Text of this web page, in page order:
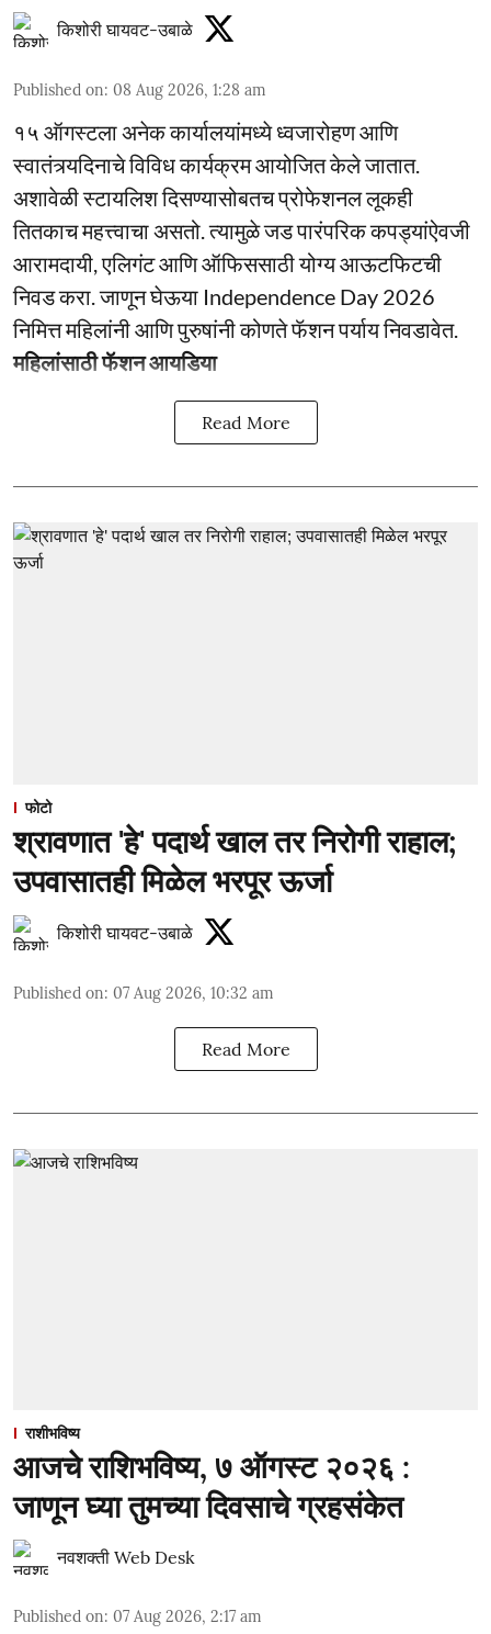
किशोरी घायवट-उबाळे
Published on: 08 Aug 2026, 1:28 am
१५ ऑगस्टला अनेक कार्यालयांमध्ये ध्वजारोहण आणि
स्वातंत्र्यदिनाचे विविध कार्यक्रम आयोजित केले जातात.
अशावेळी स्टायलिश दिसण्यासोबतच प्रोफेशनल लूकही
तितकाच महत्त्वाचा असतो. त्यामुळे जड पारंपरिक कपड्यांऐवजी
आरामदायी, एलिगंट आणि ऑफिससाठी योग्य आऊटफिटची
निवड करा. जाणून घेऊया Independence Day 2026
निमित्त महिलांनी आणि पुरुषांनी कोणते फॅशन पर्याय निवडावेत.
महिलांसाठी फॅशन आयडिया
Read More
फोटो
श्रावणात 'हे' पदार्थ खाल तर निरोगी राहाल;
उपवासातही मिळेल भरपूर ऊर्जा
किशोरी घायवट-उबाळे
Published on: 07 Aug 2026, 10:32 am
Read More
राशीभविष्य
आजचे राशिभविष्य, ७ ऑगस्ट २०२६ :
जाणून घ्या तुमच्या दिवसाचे ग्रहसंकेत
नवशक्ती Web Desk
Published on: 07 Aug 2026, 2:17 am